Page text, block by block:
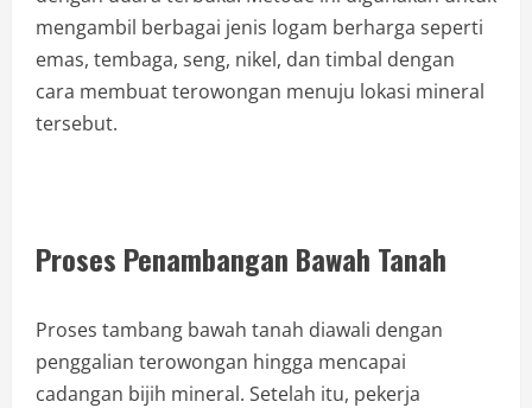
mengambil berbagai jenis logam berharga seperti
emas, tembaga, seng, nikel, dan timbal dengan
cara membuat terowongan menuju lokasi mineral
tersebut.
Proses Penambangan Bawah Tanah
Proses tambang bawah tanah diawali dengan
penggalian terowongan hingga mencapai
cadangan bijih mineral. Setelah itu, pekerja